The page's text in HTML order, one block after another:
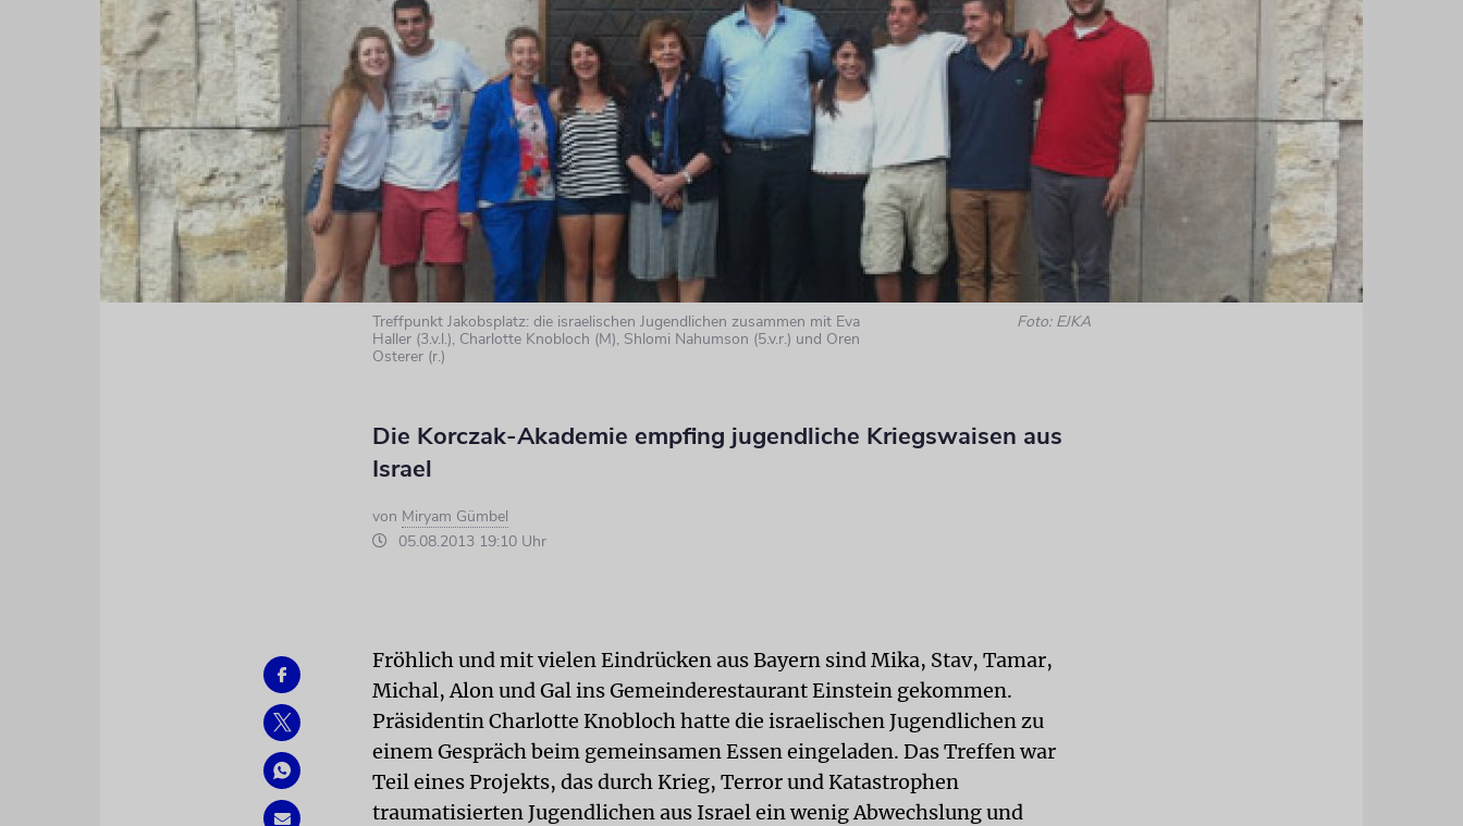
Treffpunkt Jakobsplatz: die israelischen Jugendlichen zusammen mit Eva
Haller (3.v.l.), Charlotte Knobloch (M), Shlomi Nahumson (5.v.r.) und Oren
Osterer (r.)
Foto: EJKA
Die Korczak-Akademie empfing jugendliche Kriegswaisen aus
Israel
von Miryam Gümbel
05.08.2013 19:10 Uhr
Fröhlich und mit vielen Eindrücken aus Bayern sind Mika, Stav, Tamar,
Michal, Alon und Gal ins Gemeinderestaurant Einstein gekommen.
Präsidentin Charlotte Knobloch hatte die israelischen Jugendlichen zu
einem Gespräch beim gemeinsamen Essen eingeladen. Das Treffen war
Teil eines Projekts, das durch Krieg, Terror und Katastrophen
traumatisierten Jugendlichen aus Israel ein wenig Abwechslung und